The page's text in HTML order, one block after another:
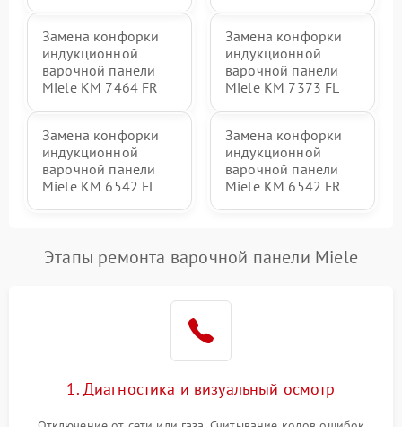
Замена конфорки
индукционной
варочной панели
Miele KM 7464 FR
Замена конфорки
индукционной
варочной панели
Miele KM 7373 FL
Замена конфорки
индукционной
варочной панели
Miele KM 6542 FL
Замена конфорки
индукционной
варочной панели
Miele KM 6542 FR
Этапы ремонта варочной панели Miele
1. Диагностика и визуальный осмотр